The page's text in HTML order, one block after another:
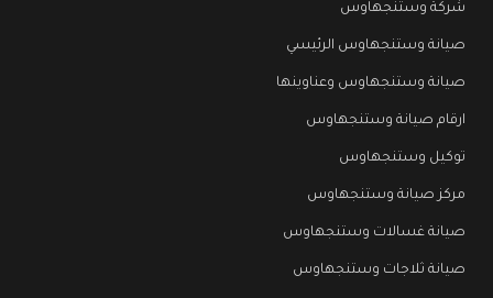
شركة وستنجهاوس
صيانة وستنجهاوس الرئيسي
صيانة وستنجهاوس وعناوينها
ارقام صيانة وستنجهاوس
توكيل وستنجهاوس
مركز صيانة وستنجهاوس
صيانة غسالات وستنجهاوس
صيانة ثلاجات وستنجهاوس